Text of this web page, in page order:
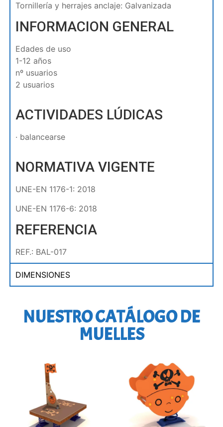
Tornillería y herrajes anclaje: Galvanizada
INFORMACION GENERAL
Edades de uso
1-12 años
nº usuarios
2 usuarios
ACTIVIDADES LÚDICAS
· balancearse
NORMATIVA VIGENTE
UNE-EN 1176-1: 2018
UNE-EN 1176-6: 2018
REFERENCIA
REF.: BAL-017
DIMENSIONES
NUESTRO CATÁLOGO DE
MUELLES